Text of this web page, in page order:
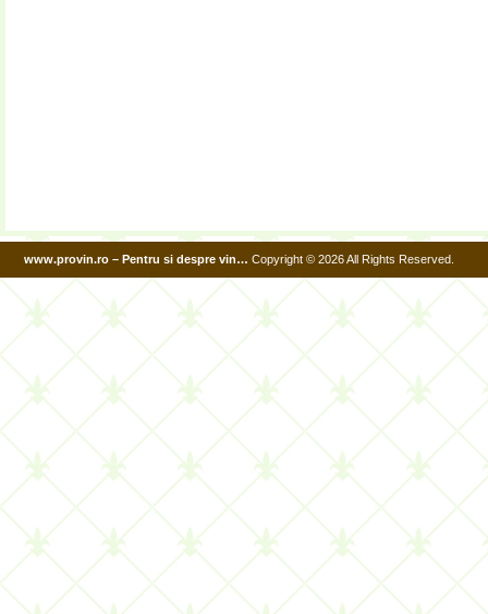
www.provin.ro – Pentru si despre vin… Copyright © 2026 All Rights Reserved.